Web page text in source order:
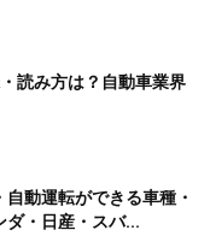
読み方は？自動車業界
動運転ができる車種・
ダ・日産・スバ...